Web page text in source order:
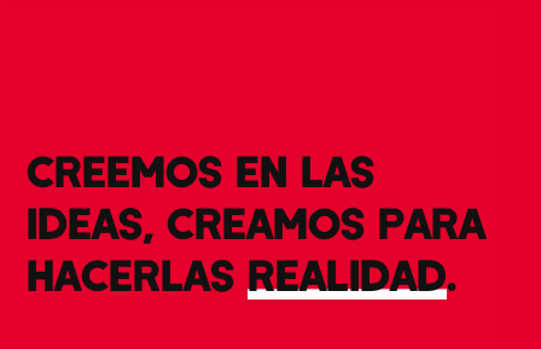
CREEMOS EN LAS
IDEAS, CREAMOS PARA
HACERLAS REALIDAD.